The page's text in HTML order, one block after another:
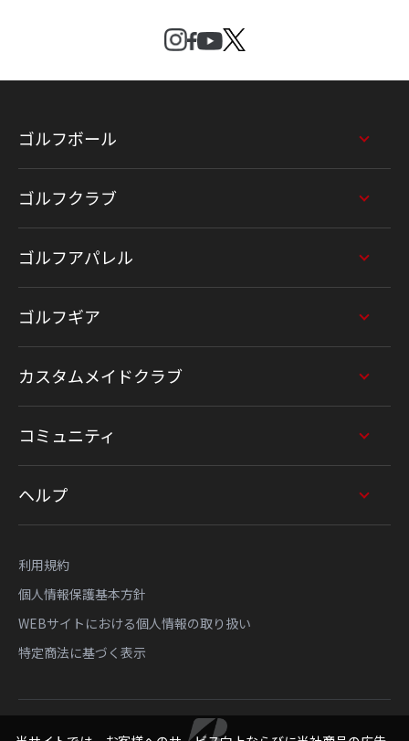
ゴルフボール
ゴルフクラブ
ゴルフアパレル
ゴルフギア
カスタムメイドクラブ
コミュニティ
ヘルプ
利用規約
個人情報保護基本方針
WEBサイトにおける個人情報の取り扱い
特定商法に基づく表示